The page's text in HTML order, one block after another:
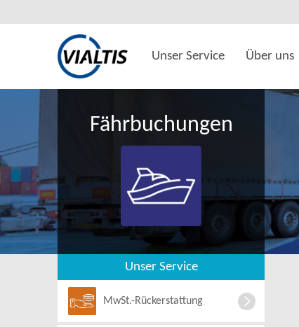
Unser Service Über uns
Fährbuchungen
Unser Service
MwSt.-Rückerstattung